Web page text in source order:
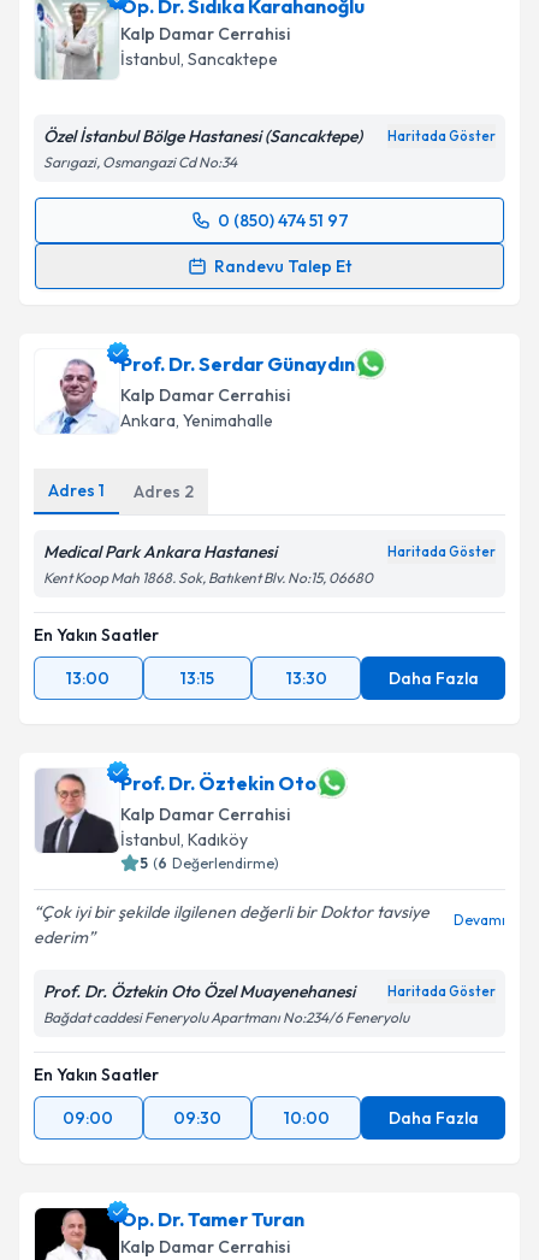
Op. Dr. Sıdıka Karahanoğlu
Kalp Damar Cerrahisi
İstanbul, Sancaktepe
Özel İstanbul Bölge Hastanesi (Sancaktepe) Haritada Göster
Sarıgazi, Osmangazi Cd No:34
0 (850) 474 51 97
Randevu Talep Et
Randevu Takvimi Talebi
için bir takvim hazırlandığında e-posta ile
bilgilendireceğiz.
E-posta Adresiniz
Kişisel verilerimin işlenmesine ilişkin
Aydınlatma
Metni'ni okudum ve kişisel verilerimin belirtilen
Takvim Talebini Gönder
Prof. Dr. Serdar Günaydın
Kalp Damar Cerrahisi
Ankara, Yenimahalle
Adres 1 Adres 2
Medical Park Ankara Hastanesi Haritada Göster
Kent Koop Mah 1868. Sok, Batıkent Blv. No:15, 06680
En Yakın Saatler
13:00
13:15 13:30 Daha Fazla
Prof. Dr. Öztekin Oto
Kalp Damar Cerrahisi
İstanbul, Kadıköy
5 (6 Değerlendirme)
Çok iyi bir şekilde ilgilenen değerli bir Doktor tavsiye
ederim
Devamı
Prof. Dr. Öztekin Oto Özel Muayenehanesi Haritada Göster
Bağdat caddesi Feneryolu Apartmanı No:234/6 Feneryolu
En Yakın Saatler
09:00
09:30 10:00 Daha Fazla
Op. Dr. Tamer Turan
Kalp Damar Cerrahisi